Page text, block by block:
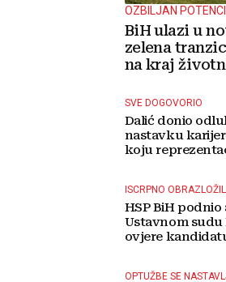
OZBILJAN
BiH ulazi u
zelena
na kraj
SVE DOGOVORIO
Dalić donio
nastavku
koju
ISCRPNO
HSP BiH
Ustavnom
ovjere
OPTUŽBE SE